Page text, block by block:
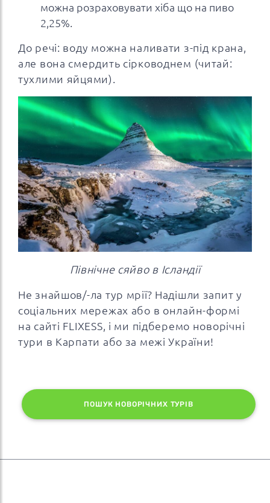
можна розраховувати хіба що на пиво
2,25%.
До речі: воду можна наливати з-під крана,
але вона смердить сірководнем (читай:
тухлими яйцями).
Північне сяйво в Ісландії
Не знайшов/-ла тур мрії? Надішли запит у
соціальних мережах або в онлайн-формі
на сайті FLIXESS, і ми підберемо новорічні
тури в Карпати або за межі України!
ПОШУК НОВОРІЧНИХ ТУРІВ